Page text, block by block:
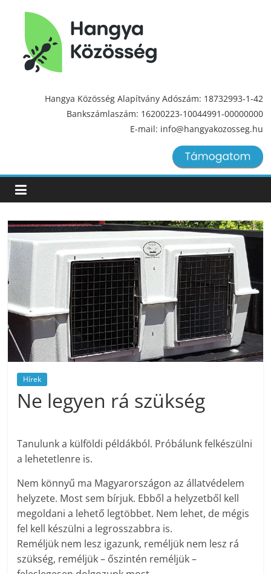
Hangya
Közösség
Hangya Közösség Alapítvány Adószám: 18732993-1-42
Bankszámlaszám: 16200223-10044991-00000000
E-mail: info@hangyakozosseg.hu
Hírek
Ne legyen rá szükség
Tanulunk a külföldi példákból. Próbálunk felkészülni
a lehetetlenre is.
Nem könnyű ma Magyarországon az állatvédelem
helyzete. Most sem bírjuk. Ebből a helyzetből kell
megoldani a lehető legtöbbet. Nem lehet, de mégis
fel kell készülni a legrosszabbra is.
Reméljük nem lesz igazunk, reméljük nem lesz rá
szükség, reméljük – őszintén reméljük –